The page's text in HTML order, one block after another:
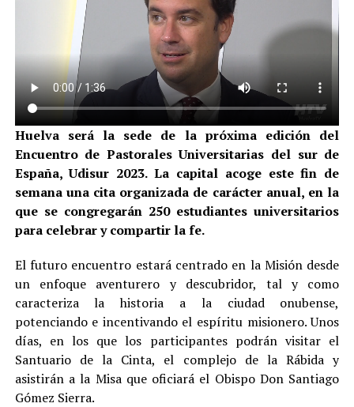
Huelva será la sede de la próxima edición del
Encuentro de Pastorales Universitarias del sur de
España, Udisur 2023. La capital acoge este fin de
semana una cita organizada de carácter anual, en la
que se congregarán 250 estudiantes universitarios
para celebrar y compartir la fe.
El futuro encuentro estará centrado en la Misión desde
un enfoque aventurero y descubridor, tal y como
caracteriza la historia a la ciudad onubense,
potenciando e incentivando el espíritu misionero. Unos
días, en los que los participantes podrán visitar el
Santuario de la Cinta, el complejo de la Rábida y
asistirán a la Misa que oficiará el Obispo Don Santiago
Gómez Sierra.